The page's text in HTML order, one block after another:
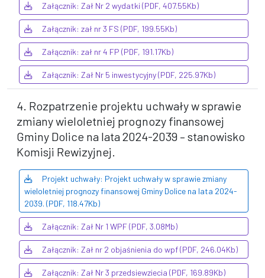
Załącznik: Zał Nr 2 wydatki (PDF, 407.55Kb)
Załącznik: zał nr 3 FS (PDF, 199.55Kb)
Załącznik: zał nr 4 FP (PDF, 191.17Kb)
Załącznik: Zał Nr 5 inwestycyjny (PDF, 225.97Kb)
4. Rozpatrzenie projektu uchwały w sprawie
zmiany wieloletniej prognozy finansowej
Gminy Dolice na lata 2024-2039 – stanowisko
Komisji Rewizyjnej.
Projekt uchwały: Projekt uchwały w sprawie zmiany
wieloletniej prognozy finansowej Gminy Dolice na lata 2024-
2039. (PDF, 118.47Kb)
Załącznik: Zał Nr 1 WPF (PDF, 3.08Mb)
Załącznik: Zał nr 2 objaśnienia do wpf (PDF, 246.04Kb)
Załącznik: Zał Nr 3 przedsiewziecia (PDF, 169.89Kb)